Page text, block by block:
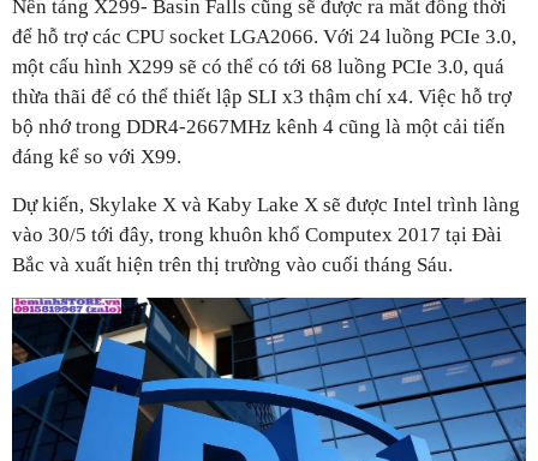
Nền tảng X299- Basin Falls cũng sẽ được ra mắt đồng thời
để hỗ trợ các CPU socket LGA2066. Với 24 luồng PCIe 3.0,
một cấu hình X299 sẽ có thể có tới 68 luồng PCIe 3.0, quá
thừa thãi để có thể thiết lập SLI x3 thậm chí x4. Việc hỗ trợ
bộ nhớ trong DDR4-2667MHz kênh 4 cũng là một cải tiến
đáng kể so với X99.
Dự kiến, Skylake X và Kaby Lake X sẽ được Intel trình làng
vào 30/5 tới đây, trong khuôn khổ Computex 2017 tại Đài
Bắc và xuất hiện trên thị trường vào cuối tháng Sáu.